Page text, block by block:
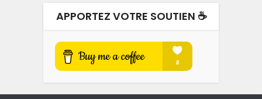
APPORTEZ VOTRE SOUTIEN ☕️